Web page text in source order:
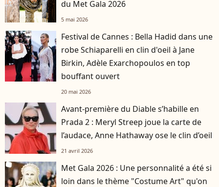
du Met Gala 2026
5 mai 2026
Festival de Cannes : Bella Hadid dans une
robe Schiaparelli en clin d'oeil à Jane
Birkin, Adèle Exarchopoulos en top
bouffant ouvert
20 mai 2026
Avant-première du Diable s’habille en
Prada 2 : Meryl Streep joue la carte de
l’audace, Anne Hathaway ose le clin d’oeil
21 avril 2026
Met Gala 2026 : Une personnalité a été si
loin dans le thème "Costume Art" qu'on